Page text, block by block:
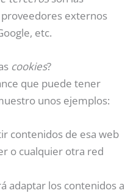
externos
etc.
cookies?
que puede tener
unos ejemplos:
contenidos de esa web
o cualquier otra red
adaptar los contenidos a